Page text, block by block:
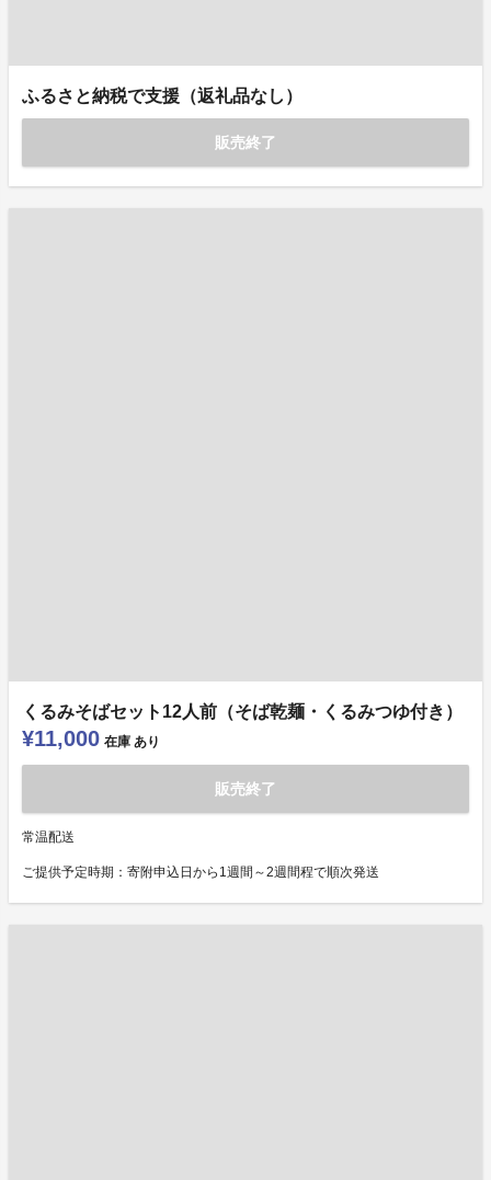
ふるさと納税で支援（返礼品なし）
販売終了
くるみそばセット12人前（そば乾麺・くるみつゆ付き）
¥11,000 在庫 あり
販売終了
常温配送
ご提供予定時期：寄附申込日から1週間～2週間程で順次発送